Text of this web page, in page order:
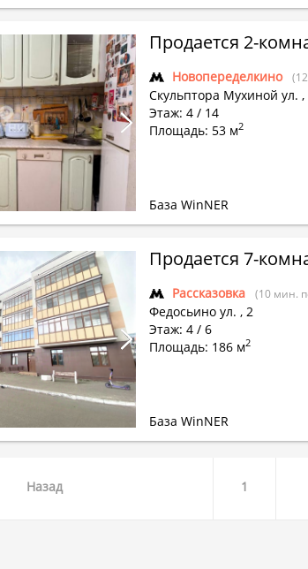
Продается 2-
Новопеределкино
Скульптора Мухиной ул. ,
Этаж: 4 / 14
Площадь: 53 м2
База WinNER
Продается 7-
Рассказовка (10 мин.
Федосьино ул. , 2
Этаж: 4 / 6
Площадь: 186 м2
База WinNER
Назад 1